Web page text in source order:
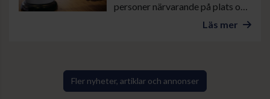
personer närvarande på plats och
ytterligare ett antal åhörare på
styrelsen samt representanter
för valberedning och
Läs mer
Fler nyheter, artiklar och annonser